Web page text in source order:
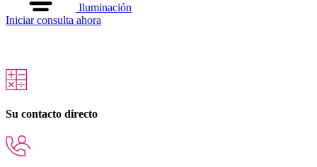
Iluminación
Iniciar consulta ahora
Su contacto directo